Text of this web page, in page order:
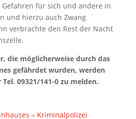
für sich und andere in
und hierzu auch Zwang
verbrachte den Rest der Nacht
die möglicherweise durch das
gefährdet wurden, werden
09321/141-0 zu melden.
– Kriminalpolizei